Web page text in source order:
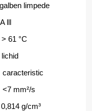
lll
°C
s
g/cm³